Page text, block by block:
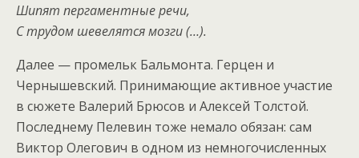
Шипят пергаментные речи,
С трудом шевелятся мозги (…).
Далее — промельк Бальмонта. Герцен и
Чернышевский. Принимающие активное участие
в сюжете Валерий Брюсов и Алексей Толстой.
Последнему Пелевин тоже немало обязан: сам
Виктор Олегович в одном из немногочисленных